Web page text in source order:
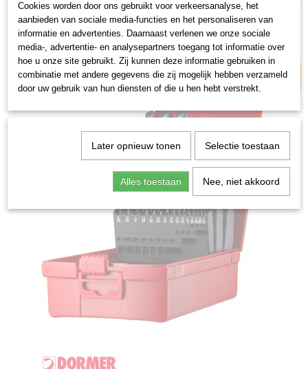
Laagste prijsgarantie
Cookies worden door ons gebruikt voor verkeersanalyse, het
aanbieden van sociale media-functies en het personaliseren van
informatie en advertenties. Daarnaast verlenen we onze sociale
media-, advertentie- en analysepartners toegang tot informatie over
hoe u onze site gebruikt. Zij kunnen deze informatie gebruiken in
combinatie met andere gegevens die zij mogelijk hebben verzameld
door uw gebruik van hun diensten of die u hen hebt verstrekt.
Later opnieuw tonen Selectie toestaan
Alles toestaan Nee, niet akkoord